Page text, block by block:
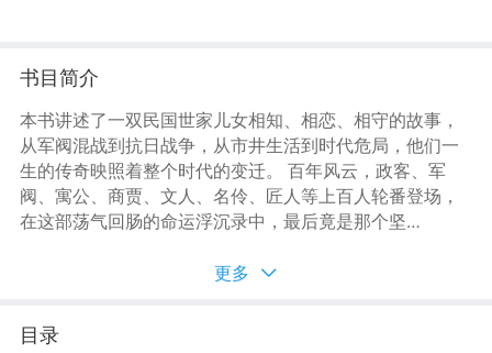
书目简介
本书讲述了一双民国世家儿女相知、相恋、相守的故事，
从军阀混战到抗日战争，从市井生活到时代危局，他们一
生的传奇映照着整个时代的变迁。 百年风云，政客、军
阀、寓公、商贾、文人、名伶、匠人等上百人轮番登场，
在这部荡气回肠的命运浮沉录中，最后竟是那个坚守本心
一线，恰是一线生机。 终是风遂人愿，万事皆好。
更多
目录